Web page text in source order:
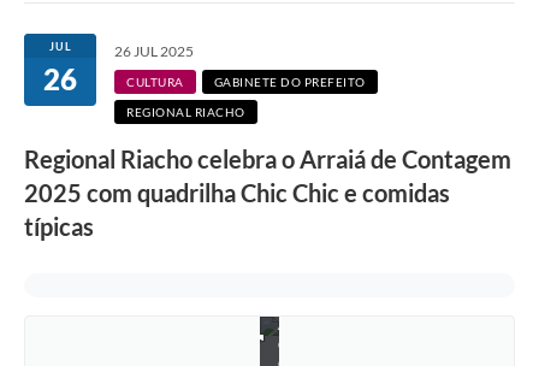
JUL
26
26 JUL 2025
CULTURA GABINETE DO PREFEITO
REGIONAL RIACHO
Regional Riacho celebra o Arraiá de Contagem
2025 com quadrilha Chic Chic e comidas
típicas
A
d